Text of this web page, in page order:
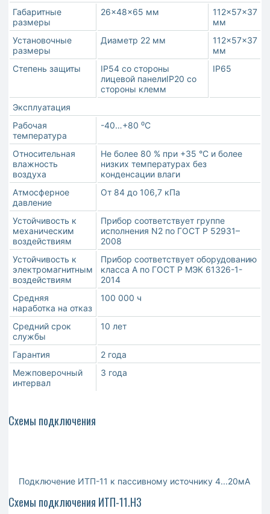
Габаритные
размеры
26×48×65 мм
112×57×37
мм
Установочные
размеры
Диаметр 22 мм
112×57×37
мм
Степень защиты
IP54 со стороны
лицевой панелиIP20 со
стороны клемм
IP65
Эксплуатация
Рабочая
температура
-40…+80 ⁰С
Относительная
влажность
воздуха
Не более 80 % при +35 °С и более
низких температурах без
конденсации влаги
Атмосферное
давление
От 84 до 106,7 кПа
Устойчивость к
механическим
воздействиям
Прибор соответствует группе
исполнения N2 по ГОСТ Р 52931–
2008
Устойчивость к
электромагнитным
воздействиям
Прибор соответствует оборудованию
класса А по ГОСТ Р МЭК 61326-1-
2014
Средняя
наработка на отказ
100 000 ч
Средний срок
службы
10 лет
Гарантия
2 года
Межповерочный
интервал
3 года
Схемы подключения
Подключение ИТП-11 к пассивному источнику 4...20мА
Схемы подключения ИТП-11.Н3